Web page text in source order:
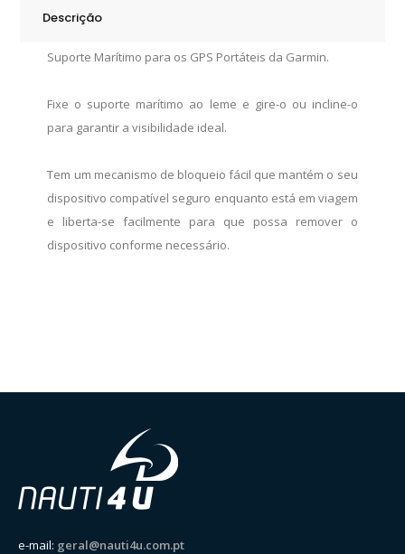
quantity
Descrição
Suporte Marítimo para os GPS Portáteis da Garmin.
Fixe o suporte marítimo ao leme e gire-o ou incline-o
para garantir a visibilidade ideal.
Tem um mecanismo de bloqueio fácil que mantém o seu
dispositivo compatível seguro enquanto está em viagem
e liberta-se facilmente para que possa remover o
dispositivo conforme necessário.
e-mail: geral@nauti4u.com.pt